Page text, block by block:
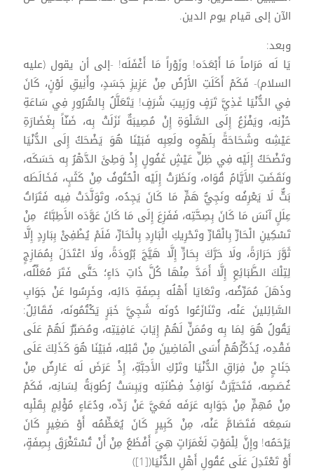
الآن إلى قيام يوم الدين.
وبعد:
يَا لَه مَرَاماً مَا أَبْعَدَه! وزَوْراً مَا أَغْفَلَه! -إلى أن يقول (عليه
السلام)- فَكَمْ أَكَلَتِ الأَرْضُ مِنْ عَزِيزِ جَسَدٍ، وأَنِيقِ لَوْنٍ، كَانَ
فِي الدُّنْيَا غَذِيَّ تَرَفٍ ورَبِيبَ شَرَفٍ! يَتَعَلَّلُ بِالسُّرُورِ فِي سَاعَةِ
حُزْنِه، ويَفْزَعُ إِلَى السَّلْوَةِ إِنْ مُصِيبَةٌ نَزَلَتْ بِه، ضَنّاً بِغَضَارَةِ
عَيْشِه وشَحَاحَةً بِلَهْوِه ولَعِبِه فَبَيْنَا هُوَ يَضْحَكُ إِلَى الدُّنْيَا
وتَضْحَكُ إِلَيْه فِي ظِلِّ عَيْشٍ غَفُولٍ إِذْ وَطِئَ الدَّهْرُ بِه حَسَكَه،
ونَقَضَتِ الأَيَّامُ قُوَاه، ونَظَرَتْ إِلَيْه الْحُتُوفُ مِنْ كَثَبٍ، فَخَالَطَه
بَثٌّ لَا يَعْرِفُه ونَجِيُّ هَمٍّ مَا كَانَ يَجِدُه، وتَوَلَّدَتْ فِيه فَتَرَاتُ
عِلَلٍ آنَسَ مَا كَانَ بِصِحَّتِه، فَفَزِعَ إِلَى مَا كَانَ عَوَّدَه الأَطِبَّاءُ مِنْ
تَسْكِينِ الْحَارِّ بِالْقَارِّ وتَحْرِيكِ الْبَارِدِ بِالْحَارِّ، فَلَمْ يُطْفِئْ بِبَارِدٍ إِلَّا
ثَوَّرَ حَرَارَةً، ولَا حَرَّكَ بِحَارٍّ إِلَّا هَيَّجَ بُرُودَةً، ولَا اعْتَدَلَ بِمُمَازِجٍ
لِتِلْكَ الطَّبَائِعِ إِلَّا أَمَدَّ مِنْهَا كُلَّ ذَاتِ دَاءٍ؛ حَتَّى فَتَرَ مُعَلِّلُه،
وذَهَلَ مُمَرِّضُه، وتَعَايَا أَهْلُه بِصِفَةِ دَائِه، وخَرِسُوا عَنْ جَوَابِ
السَّاِئِلينَ عَنْه، وتَنَازَعُوا دُونَه شَجِيَّ خَبَرٍ يَكْتُمُونَه، فَقَائِلٌ:
يَقُولُ هُوَ لِمَا بِه ومُمَنٍّ لَهُمْ إِيَابَ عَافِيَتِه، ومُصَبِّرٌ لَهُمْ عَلَى
فَقْدِه، يُذَكِّرُهُمْ أُسَى الْمَاضِينَ مِنْ قَبْلِه، فَبَيْنَا هُوَ كَذَلِكَ عَلَى
جَنَاحٍ مِنْ فِرَاقِ الدُّنْيَا وتَرْكِ الأَحِبَّةِ، إِذْ عَرَضَ لَه عَارِضٌ مِنْ
غُصَصِه، فَتَحَيَّرَتْ نَوَافِذُ فِطْنَتِه ويَبِسَتْ رُطُوبَةُ لِسَانِه، فَكَمْ
مِنْ مُهِمٍّ مِنْ جَوَابِه عَرَفَه فَعَيَّ عَنْ رَدِّه، ودُعَاءٍ مُؤْلِمٍ بِقَلْبِه
سَمِعَه فَتَصَامَّ عَنْه، مِنْ كَبِيرٍ كَانَ يُعَظِّمُه أَوْ صَغِيرٍ كَانَ
يَرْحَمُه! وإِنَّ لِلْمَوْتِ لَغَمَرَاتٍ هِيَ أَفْظَعُ مِنْ أَنْ تُسْتَغْرَقَ بِصِفَةٍ،
أَوْ تَعْتَدِلَ عَلَى عُقُولِ أَهْلِ الدُّنْيَا([1])